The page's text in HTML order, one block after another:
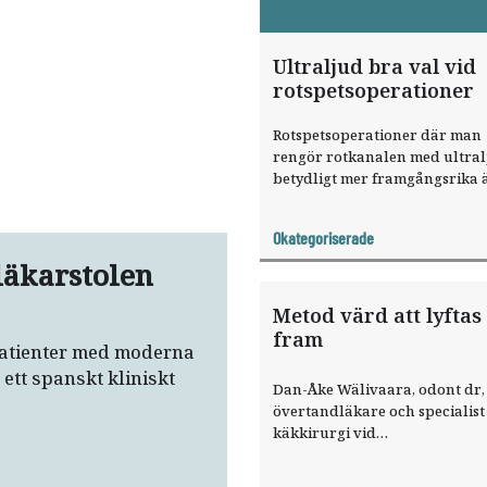
med moderna
ett spanskt kliniskt
Ultraljud bra val vid
rotspetsoperationer
Rotspetsoperationer där man
rengör rotkanalen med
betydligt mer framgångsrika
käkkirurgen Sten Isaksson
med och startade en kurs i
Okategoriserade
Metod värd att lyftas
fram
Dan-Åke Wälivaara, odont dr,
övertandläkare och
käkkirurgi vid